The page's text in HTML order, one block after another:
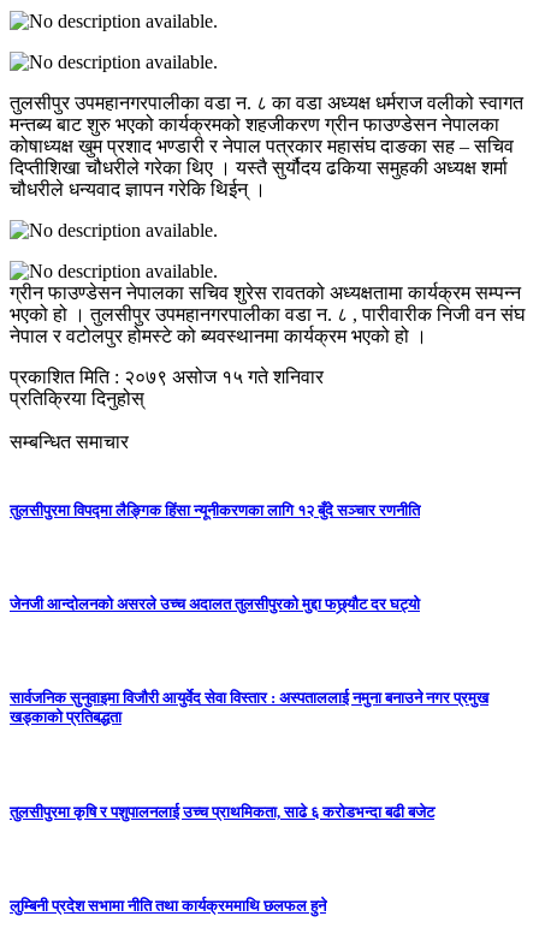
तुलसीपुर उपमहानगरपालीका वडा न. ८ का वडा अध्यक्ष धर्मराज वलीको स्वागत
मन्तब्य बाट शुरु भएको कार्यक्रमको शहजीकरण ग्रीन फाउण्डेसन नेपालका
कोषाध्यक्ष खुम प्रशाद भण्डारी र नेपाल पत्रकार महासंघ दाङका सह – सचिव
दिप्तीशिखा चौधरीले गरेका थिए । यस्तै सुर्यौदय ढकिया समुहकी अध्यक्ष शर्मा
चौधरीले धन्यवाद ज्ञापन गरेकि थिईन् ।
ग्रीन फाउण्डेसन नेपालका सचिव शुरेस रावतको अध्यक्षतामा कार्यक्रम सम्पन्न
भएको हो । तुलसीपुर उपमहानगरपालीका वडा न. ८ , पारीवारीक निजी वन संघ
नेपाल र वटोलपुर होमस्टे को ब्यवस्थानमा कार्यक्रम भएको हो ।
प्रकाशित मिति : २०७९ असोज १५ गते शनिवार
प्रतिक्रिया दिनुहोस्
सम्बन्धित समाचार
तुलसीपुरमा विपद्मा लैङ्गिक हिंसा न्यूनीकरणका लागि १२ बुँदे सञ्चार रणनीति
जेनजी आन्दोलनको असरले उच्च अदालत तुलसीपुरको मुद्दा फछ्र्यौट दर घट्यो
सार्वजनिक सुनुवाइमा विजाैरी आयुर्वेद सेवा विस्तार : अस्पताललाई नमुना बनाउने नगर प्रमुख
खड्काकाे प्रतिबद्धता
तुलसीपुरमा कृषि र पशुपालनलाई उच्च प्राथमिकता, साढे ६ करोडभन्दा बढी बजेट
लुम्बिनी प्रदेश सभामा नीति तथा कार्यक्रममाथि छलफल हुने